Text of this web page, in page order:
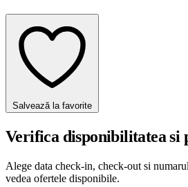
Salvează la favorite
Verifica disponibilitatea si
Alege data check-in, check-out si
vedea ofertele disponibile.